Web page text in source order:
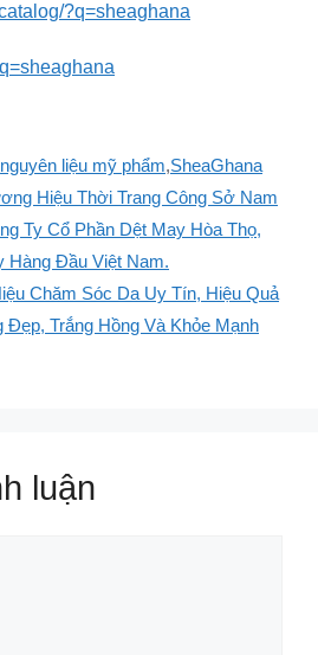
?q=sheaghana
nguyên liệu mỹ phẩm,SheaGhana
Hiệu Thời Trang Công Sở Nam
Ty Cổ Phần Dệt May Hòa Thọ,
Hàng Đầu Việt Nam.
Chăm Sóc Da Uy Tín, Hiệu Quả
Trắng Hồng Và Khỏe Mạnh
luận